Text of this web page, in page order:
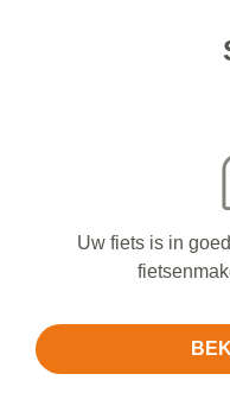
Uw fiets is in